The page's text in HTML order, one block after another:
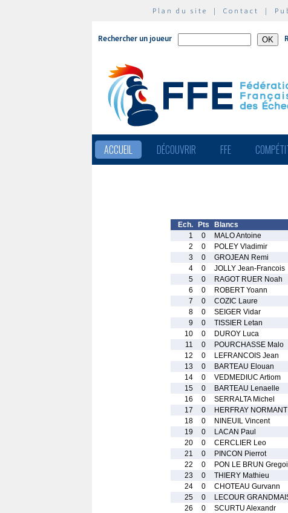
Plan du site | Contact |
Rechercher un joueur
ACCUEIL DÉCOUVRIR FFE
Ech. Pts Blancs
1
0 MALO Antoine
2
0 POLEY Vladimir
3
0 GROJEAN Remi
4
0 JOLLY Jean-Francois
5
0 RAGOT RUER Noah
6
0 ROBERT Yoann
7
0 COZIC Laure
8
0 SEIGER Vidar
9
0 TISSIER Letan
10
0 DUROY Luca
11
0 POURCHASSE Malo
12
0 LEFRANCOIS Jean
13
0 BARTEAU Elouan
14
0 VEDMEDIUC Artiom
15
0 BARTEAU Lenaelle
16
0 SERRALTA Michel
17
0 HERFRAY
18
0 NINEUIL Vincent
19
0 LACAN Paul
20
0 CERCLIER Leo
21
0 PINCON Pierrot
22
0 PON LE BRUN
23
0 THIERY Mathieu
24
0 CHOTEAU Gurvann
25
0 LECOUR
26
0 SCURTU Alexandr